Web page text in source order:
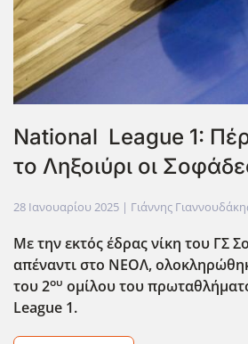
National League 1:
το Ληξοιύρι οι
28 Ιανουαρίου 2025 | Γιάννης
Με την εκτός έδρας νίκη του ΓΣ
απέναντι στο ΝΕΟΛ,
του 2ου ομίλου του
League 1.